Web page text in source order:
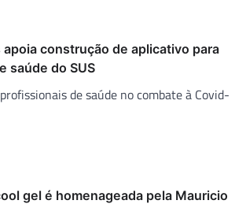
construção de aplicativo para
saúde do SUS
de saúde no combate à Covid-
gel é homenageada pela Mauricio